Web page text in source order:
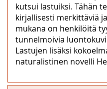
kutsui lastuiksi. Tähän
kirjallisesti merkittäviä
mukana on henkilöitä
tunnelmoivia
Lastujen lisäksi
naturalistinen novelli